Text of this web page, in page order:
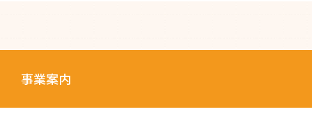
事業案内